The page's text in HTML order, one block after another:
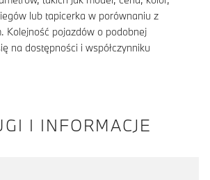
lub tapicerka w porównaniu z
Kolejność pojazdów o podobnej
na dostępności i współczynniku
I INFORMACJE